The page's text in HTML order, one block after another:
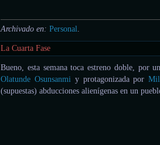
Archivado en: Personal.
La Cuarta Fase
Bueno, esta semana toca estreno doble,
Olatunde Osunsanmiy protagonizada por
(supuestas) abducciones alienígenas en un